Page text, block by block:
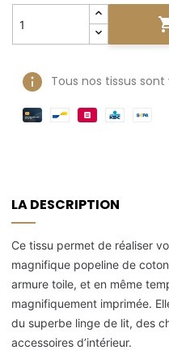
Tous nos tissus
LA DESCRIPTION
Ce tissu permet de réaliser
magnifique popeline de
armure toile, et en même
magnifiquement imprimée.
du superbe linge de lit, des
accessoires d’intérieur.